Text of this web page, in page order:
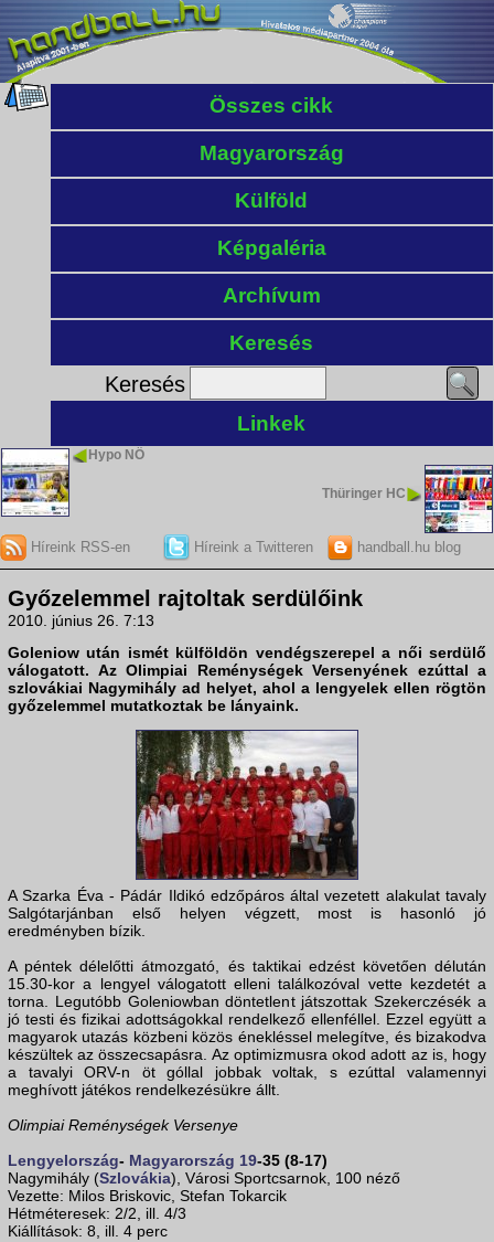
Összes cikk
Magyarország
Külföld
Képgaléria
Archívum
Keresés
Keresés
Linkek
Hypo NÖ
Thüringer HC
Híreink RSS-en Híreink a Twitteren handball.hu blog
Győzelemmel rajtoltak serdülőink
2010. június 26. 7:13
Goleniow után ismét külföldön vendégszerepel a női serdülő
válogatott. Az Olimpiai Reménységek Versenyének ezúttal a
szlovákiai Nagymihály ad helyet, ahol a lengyelek ellen rögtön
győzelemmel mutatkoztak be lányaink.
A Szarka Éva - Pádár Ildikó edzőpáros által vezetett alakulat tavaly
Salgótarjánban első helyen végzett, most is hasonló jó
eredményben bízik.
A péntek délelőtti átmozgató, és taktikai edzést követően délután
15.30-kor a lengyel válogatott elleni találkozóval vette kezdetét a
torna. Legutóbb Goleniowban döntetlent játszottak Szekerczésék a
jó testi és fizikai adottságokkal rendelkező ellenféllel. Ezzel együtt a
magyarok utazás közbeni közös énekléssel melegítve, és bizakodva
készültek az összecsapásra. Az optimizmusra okod adott az is, hogy
a tavalyi ORV-n öt góllal jobbak voltak, s ezúttal valamennyi
meghívott játékos rendelkezésükre állt.
Olimpiai Reménységek Versenye
Lengyelország- Magyarország 19-35 (8-17)
Nagymihály (Szlovákia), Városi Sportcsarnok, 100 néző
Vezette: Milos Briskovic, Stefan Tokarcik
Hétméteresek: 2/2, ill. 4/3
Kiállítások: 8, ill. 4 perc